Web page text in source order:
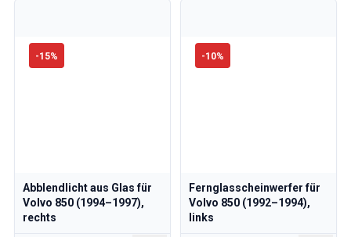
-15%
Abblendlicht aus Glas für
Volvo 850 (1994–1997),
rechts
-10%
Fernglasscheinwerfer für
Volvo 850 (1992–1994),
links